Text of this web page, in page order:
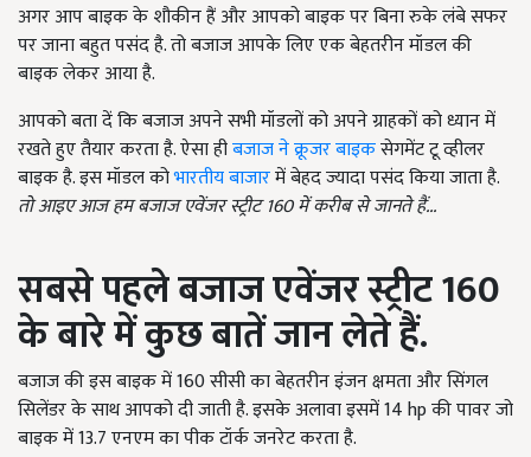
अगर आप बाइक के शौकीन हैं और आपको बाइक पर बिना रुके लंबे सफर
पर जाना बहुत पसंद है. तो बजाज आपके लिए एक बेहतरीन मॉडल की
बाइक लेकर आया है.
आपको बता दें कि बजाज अपने सभी मॉडलों को अपने ग्राहकों को ध्यान में
रखते हुए तैयार करता है. ऐसा हीबजाज ने क्रूजर बाइकसेगमेंट टू व्हीलर
बाइक है. इस मॉडल कोभारतीय बाजारमें बेहद ज्यादा पसंद किया जाता है.
तो आइए आज हम बजाज एवेंजर स्ट्रीट160में करीब से जानते हैं...
सबसे पहले बजाज एवेंजर स्ट्रीट160
के बारे में कुछ बातें जान लेते हैं.
बजाज की इस बाइक में 160 सीसी का बेहतरीन इंजन क्षमता और सिंगल
सिलेंडर के साथ आपको दी जाती है. इसके अलावा इसमें 14 hp की पावर जो
बाइक में 13.7 एनएम का पीक टॉर्क जनरेट करता है.